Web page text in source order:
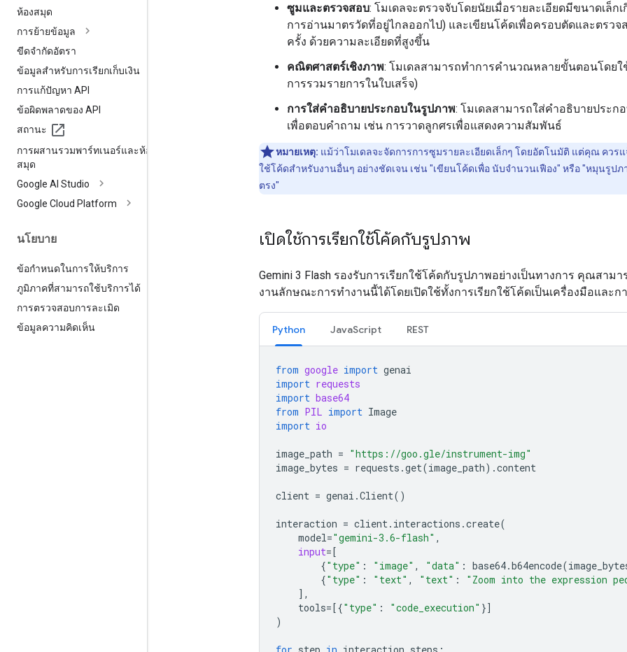
ห้องสมุด
การย้ายข้อมูล
ขีดจำกัดอัตรา
ข้อมูลสำหรับการเรียกเก็บเงิน
การแก้ปัญหา API
ข้อผิดพลาดของ API
สถานะ
การผสานรวมพาร์ทเนอร์และห้อง
สมุด
Google AI Studio
Google Cloud Platform
นโยบาย
ข้อกำหนดในการให้บริการ
ภูมิภาคที่สามารถใช้บริการได้
การตรวจสอบการละเมิด
ข้อมูลความคิดเห็น
ซูมและตรวจสอบ: โมเดลจะตรวจจับโดยนัยเมื่อรายละเอียดมีขนาดเล็ก
การอ่านมาตรวัดที่อยู่ไกลออกไป) และเขียนโค้ดเพื่อครอบตัดและตรว
ครั้ง ด้วยความละเอียดที่สูงขึ้น
คณิตศาสตร์เชิงภาพ: โมเดลสามารถทำการคำนวณหลายขั้นตอนโดยใ
การรวมรายการในใบเสร็จ)
การใส่คำอธิบายประกอบในรูปภาพ: โมเดลสามารถใส่คำอธิบายประก
เพื่อตอบคำถาม เช่น การวาดลูกศรเพื่อแสดงความสัมพันธ์
หมายเหตุ: แม้ว่าโมเดลจะจัดการการซูมรายละเอียดเล็กๆ โดยอัตโนมัติ แต่คุณ ควรแ
ใช้โค้ดสำหรับงานอื่นๆ อย่างชัดเจน เช่น "เขียนโค้ดเพื่อ นับจำนวนเฟือง" หรือ "หมุนรูปภ
ตรง"
เปิดใช้การเรียกใช้โค้ดกับรูปภาพ
Gemini 3 Flash รองรับการเรียกใช้โค้ดกับรูปภาพอย่างเป็นทางการ คุณสามา
งานลักษณะการทำงานนี้ได้โดยเปิดใช้ทั้งการเรียกใช้โค้ดเป็นเครื่องมือและก
Python JavaScript REST
from google import genai
import requests
import base64
from PIL import Image
import io
image_path = "https://goo.gle/instrument-img"
image_bytes = requests .get(image_path) .content
client = genai .Client()
interaction = client. interactions .create(
model="gemini-3.6-flash" ,
input=[
{"type" : "image" , "data" : base64.b64encode(
{"type" : "text" , "text" : "Zoom into the expression
],
tools=[{"type" : "code_execution" }]
)